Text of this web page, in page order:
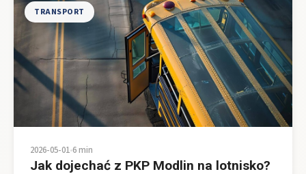
TRANSPORT
2026-05-01•6 min
Jak dojechać z PKP Modlin na lotnisko?